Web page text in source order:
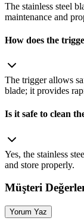
The stainless steel
maintenance and
How does the
The trigger allows
blade; it provides
Is it safe to clean
Yes, the stainless
and store properly.
Müşteri
Yorum Yaz